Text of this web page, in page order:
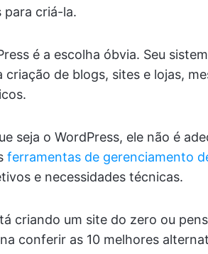
criá-la.
é a escolha óbvia. Seu
de blogs, sites e lojas,
seja o WordPress, ele não é
ferramentas de gerenciamento
e necessidades técnicas.
criando um site do zero ou
conferir as 10 melhores